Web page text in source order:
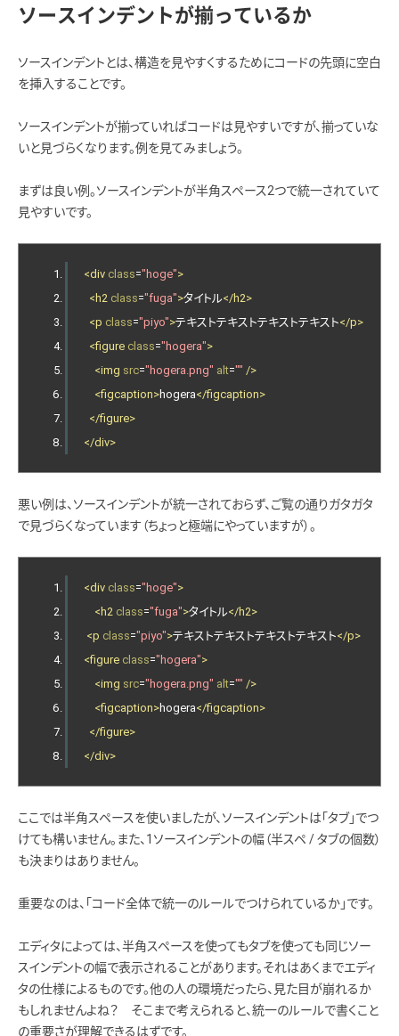
ソースインデントが揃っているか
ソースインデントとは、構造を見やすくするためにコードの先頭に空白
を挿入することです。
ソースインデントが揃っていればコードは見やすいですが、揃っていな
いと見づらくなります。例を見てみましょう。
まずは良い例。ソースインデントが半角スペース2つで統一されていて
見やすいです。
<div class="hoge">
<h2 class="fuga">タイトル</h2>
<p class="piyo">テキストテキストテキストテキスト</p>
<figure class="hogera">
<img src="hogera.png" alt="" />
<figcaption>hogera</figcaption>
</figure>
</div>
悪い例は、ソースインデントが統一されておらず、ご覧の通りガタガタ
で見づらくなっています（ちょっと極端にやっていますが）。
<div class="hoge">
<h2 class="fuga">タイトル</h2>
<p class="piyo">テキストテキストテキストテキスト</p>
<figure class="hogera">
<img src="hogera.png" alt="" />
<figcaption>hogera</figcaption>
</figure>
</div>
ここでは半角スペースを使いましたが、ソースインデントは「タブ」でつ
けても構いません。また、1ソースインデントの幅（半スペ / タブの個数）
も決まりはありません。
重要なのは、「コード全体で統一のルールでつけられているか」です。
エディタによっては、半角スペースを使ってもタブを使っても同じソー
スインデントの幅で表示されることがあります。それはあくまでエディ
タの仕様によるものです。他の人の環境だったら、見た目が崩れるか
もしれませんよね？ そこまで考えられると、統一のルールで書くこと
の重要さが理解できるはずです。